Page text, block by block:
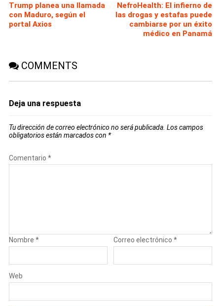
Trump planea una llamada
con Maduro, según el
portal Axios
NefroHealth: El infierno de
las drogas y estafas puede
cambiarse por un éxito
médico en Panamá
COMMENTS
Deja una respuesta
Tu dirección de correo electrónico no será publicada. Los campos
obligatorios están marcados con *
Comentario *
Nombre * Correo electrónico*
Web